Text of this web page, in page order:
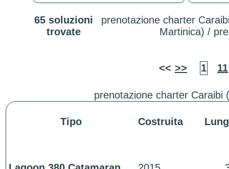
65 soluzioni
trovate
prenotazione charter
Martinica) /
<< >> 1 11
prenotazione charter Caraibi
Tipo Costruita